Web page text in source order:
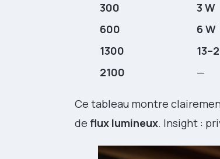
300
3 W
600
6 W
1300
2100
—
Ce tableau montre
de flux lumineux. Insight :